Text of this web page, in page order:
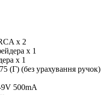
x 2
x 1
x 1
(Г) (без урахування ручок)
500mA